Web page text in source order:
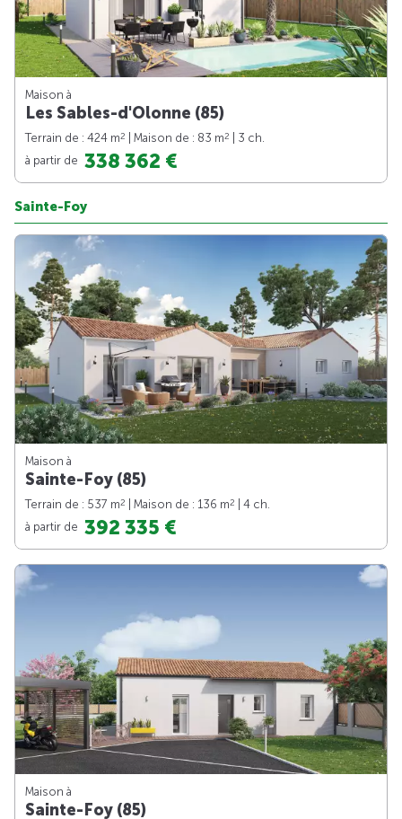
Maison à
Les Sables-d'Olonne (85)
Terrain de : 424 m2 | Maison de : 83 m2
| 3 ch.
à partir de 338 362 €
Sainte-Foy
Maison à
Sainte-Foy (85)
Terrain de : 537 m2 | Maison de : 136 m2
| 4 ch.
à partir de 392 335 €
Maison à
Sainte-Foy (85)